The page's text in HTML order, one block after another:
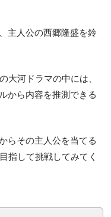
主人公の西郷隆盛を鈴
大河ドラマの中には、
から内容を推測できる
らその主人公を当てる
指して挑戦してみてく